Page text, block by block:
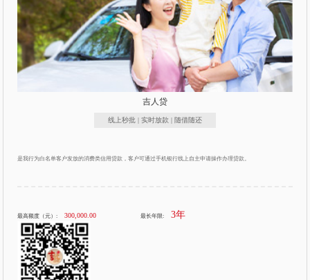
吉人贷
线上秒批 | 实时放款 | 随借随还
是我行为白名单客户发放的消费类信用贷款，客户可通过手机银行线上自主申请操作办理贷款。
最高额度（元）: 300,000.00 最长年限: 3年